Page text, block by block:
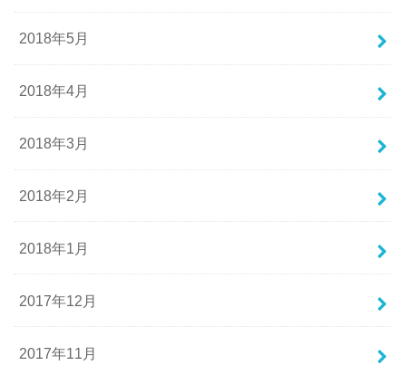
2018年5月
2018年4月
2018年3月
2018年2月
2018年1月
2017年12月
2017年11月